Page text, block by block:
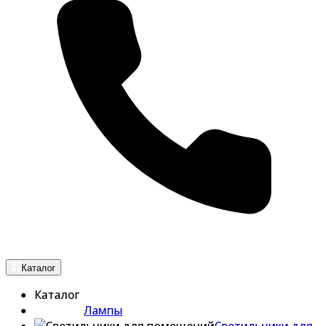
Каталог
Каталог
Лампы